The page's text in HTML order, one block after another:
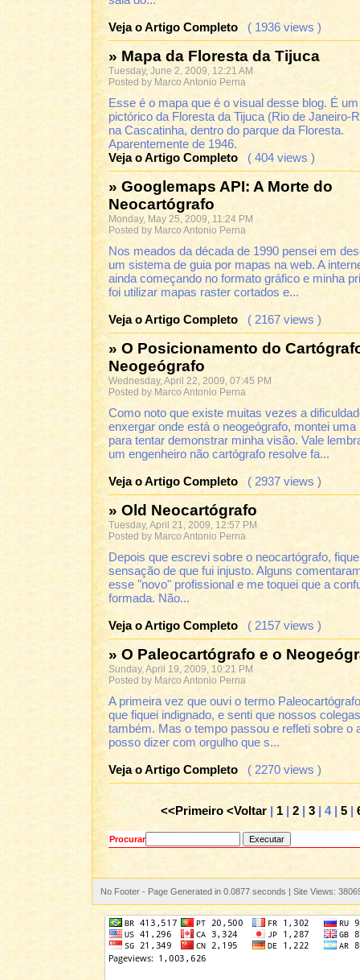
Veja o Artigo Completo ( 1936 views )
» Mapa da Floresta da Tijuca
Tuesday, June 2, 2009, 12:21 AM
Posted by Marco Antonio Perna
Esse é o mapa que é o visual desse blog. É
pictórico da Floresta da Tijuca (Rio de Janeiro-
na Cascatinha, dentro do parque da Floresta.
Aparentemente de 1946.
Veja o Artigo Completo ( 404 views )
» Googlemaps API: A Morte do
Neocartógrafo
Monday, May 25, 2009, 11:24 PM
Posted by Marco Antonio Perna
Nos meados da década de 1990 pensei em
um sistema de guia por mapas na web. A
ainda começando no formato gráfico e minha
foi utilizar mapas raster cortados e...
Veja o Artigo Completo ( 2167 views )
» O Posicionamento do
Neogeógrafo
Wednesday, April 22, 2009, 07:45 PM
Posted by Marco Antonio Perna
Como noto que existe muitas vezes a
enxergar onde está o neogeógrafo, montei uma
para tentar demonstrar minha visão. Vale
um engenheiro não cartógrafo resolve fa...
Veja o Artigo Completo ( 2937 views )
» Old Neocartógrafo
Tuesday, April 21, 2009, 12:57 PM
Posted by Marco Antonio Perna
Depois que escrevi sobre o neocartógrafo,
sensação de que fui injusto. Alguns
esse "novo" profissional e me toquei que a
formada. Não...
Veja o Artigo Completo ( 2157 views )
» O Paleocartógrafo e o
Sunday, April 19, 2009, 10:21 PM
Posted by Marco Antonio Perna
A primeira vez que ouvi o termo
que fiquei indignado, e senti que nossos
também. Mas o tempo passou e refleti sobre o
posso dizer com orgulho que s...
Veja o Artigo Completo ( 2270 views )
<<Primeiro <Voltar | 1| 2| 3| 4 | 5|
Procurar
No Footer - Page Generated in 0.0877 seconds | Site Views: